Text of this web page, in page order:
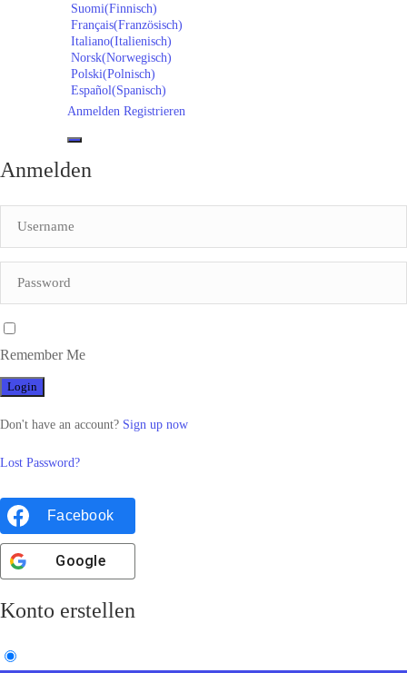
Suomi(Finnisch)
Français(Französisch)
Italiano(Italienisch)
Norsk(Norwegisch)
Polski(Polnisch)
Español(Spanisch)
Anmelden Registrieren
Anmelden
Remember Me
Don't have an account? Sign up now
Lost Password?
Facebook
Google
Konto erstellen